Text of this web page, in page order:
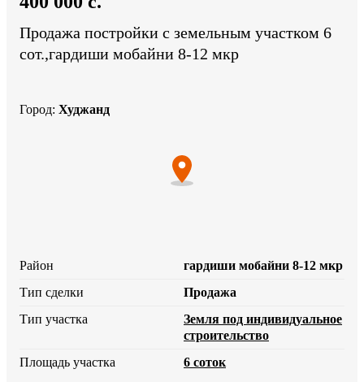
Продажа постройки с земельным участком 6
сот.,гардиши мобайни 8-12 мкр
Город: Худжанд
Район
гардиши мобайни 8-12 мкр
Тип сделки
Продажа
Тип участка
Земля под индивидуальное
строительство
Площадь участка
6 соток